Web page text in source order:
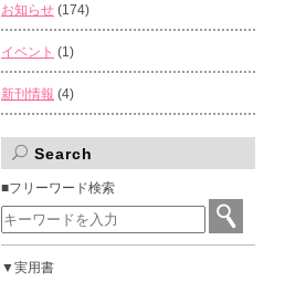
お知らせ (174)
イベント (1)
新刊情報 (4)
Search
■フリーワード検索
▼実用書